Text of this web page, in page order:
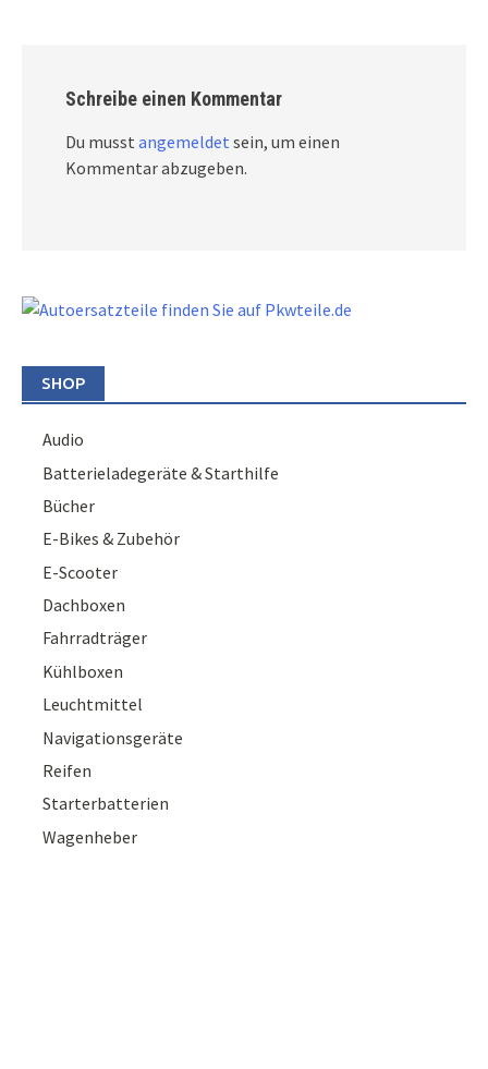
Schreibe einen Kommentar
Du musst angemeldet sein, um einen
Kommentar abzugeben.
SHOP
Audio
Batterieladegeräte & Starthilfe
Bücher
E-Bikes & Zubehör
E-Scooter
Dachboxen
Fahrradträger
Kühlboxen
Leuchtmittel
Navigationsgeräte
Reifen
Starterbatterien
Wagenheber